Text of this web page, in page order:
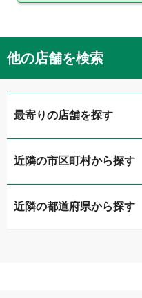
他の店舗を検索
最寄りの店舗を探す
LIBERALA リベラーラ千葉
ガリバー穴川インター店
近隣の市区町村から探す
千葉市稲毛区
近隣の都道府県から探す